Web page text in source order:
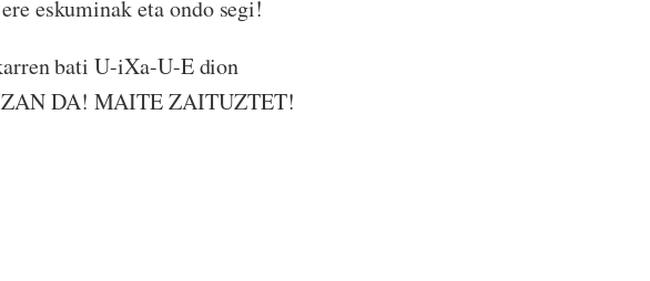
eskuminak eta ondo segi!
bati U-iXa-U-E dion
DA! MAITE ZAITUZTET!